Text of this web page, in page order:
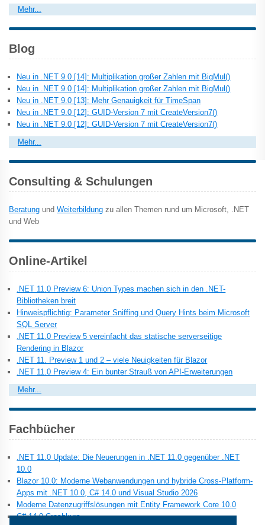
Mehr...
Blog
Neu in .NET 9.0 [14]: Multiplikation großer Zahlen mit BigMul()
Neu in .NET 9.0 [14]: Multiplikation großer Zahlen mit BigMul()
Neu in .NET 9.0 [13]: Mehr Genauigkeit für TimeSpan
Neu in .NET 9.0 [12]: GUID-Version 7 mit CreateVersion7()
Neu in .NET 9.0 [12]: GUID-Version 7 mit CreateVersion7()
Mehr...
Consulting & Schulungen
Beratung und Weiterbildung zu allen Themen rund um Microsoft, .NET
und Web
Online-Artikel
.NET 11.0 Preview 6: Union Types machen sich in den .NET-
Bibliotheken breit
Hinweispflichtig: Parameter Sniffing und Query Hints beim Microsoft
SQL Server
.NET 11.0 Preview 5 vereinfacht das statische serverseitige
Rendering in Blazor
.NET 11. Preview 1 und 2 – viele Neuigkeiten für Blazor
.NET 11.0 Preview 4: Ein bunter Strauß von API-Erweiterungen
Mehr...
Fachbücher
.NET 11.0 Update: Die Neuerungen in .NET 11.0 gegenüber .NET
10.0
Blazor 10.0: Moderne Webanwendungen und hybride Cross-Platform-
Apps mit .NET 10.0, C# 14.0 und Visual Studio 2026
Moderne Datenzugriffslösungen mit Entity Framework Core 10.0
C# 14.0 Crashkurs